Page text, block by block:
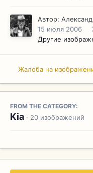
Автор:
15 июля 2006
Другие
Жалоба на
FROM THE CATEGORY:
Kia · 20 изображений